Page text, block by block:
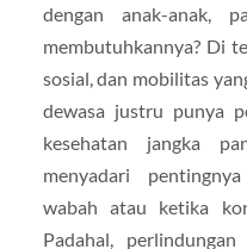
dengan anak-anak,
membutuhkannya? Di
sosial, dan mobilitas
dewasa justru punya
kesehatan jangka
menyadari
wabah atau ketika
Padahal,